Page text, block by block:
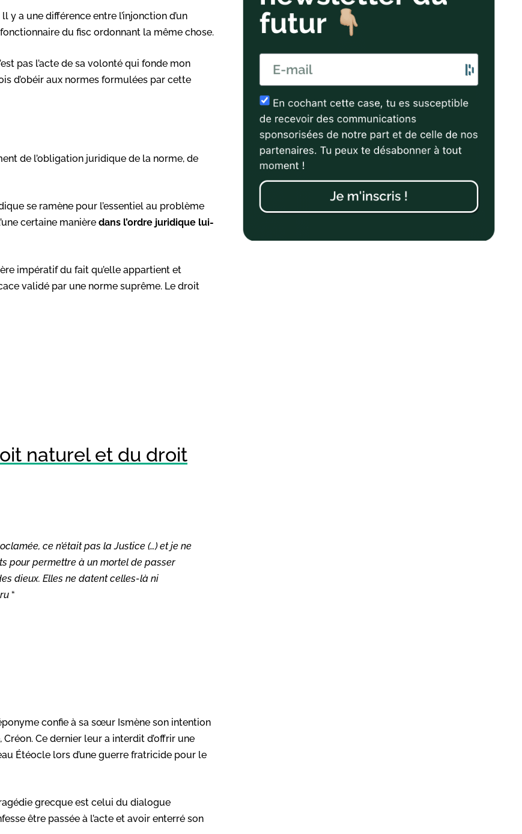
a une différence entre l’injonction d’un
du fisc ordonnant la même chose.
pas l’acte de sa volonté qui fonde mon
d’obéir aux normes formulées par cette
de l’obligation juridique de la norme, de
se ramène pour l’essentiel au problème
certaine manière dans l’ordre juridique lui-
impératif du fait qu’elle appartient et
validé par une norme suprême. Le droit
naturel et du droit
ce n’était pas la Justice (…) et je ne
pour permettre à un mortel de passer
dieux. Elles ne datent celles-là ni
“
confie à sa sœur Ismène son intention
Ce dernier leur a interdit d’offrir une
Étéocle lors d’une guerre fratricide pour le
grecque est celui du dialogue
être passée à l’acte et avoir enterré son